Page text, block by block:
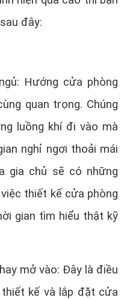
đây:
Hướng cửa phòng
quan trọng. Chúng
luồng khí đi vào mà
nghỉ ngơi thoải mái
gia chủ sẽ có những
thiết kế cửa phòng
gian tìm hiểu thật kỹ
mở vào: Đây là điều
kế và lắp đặt cửa